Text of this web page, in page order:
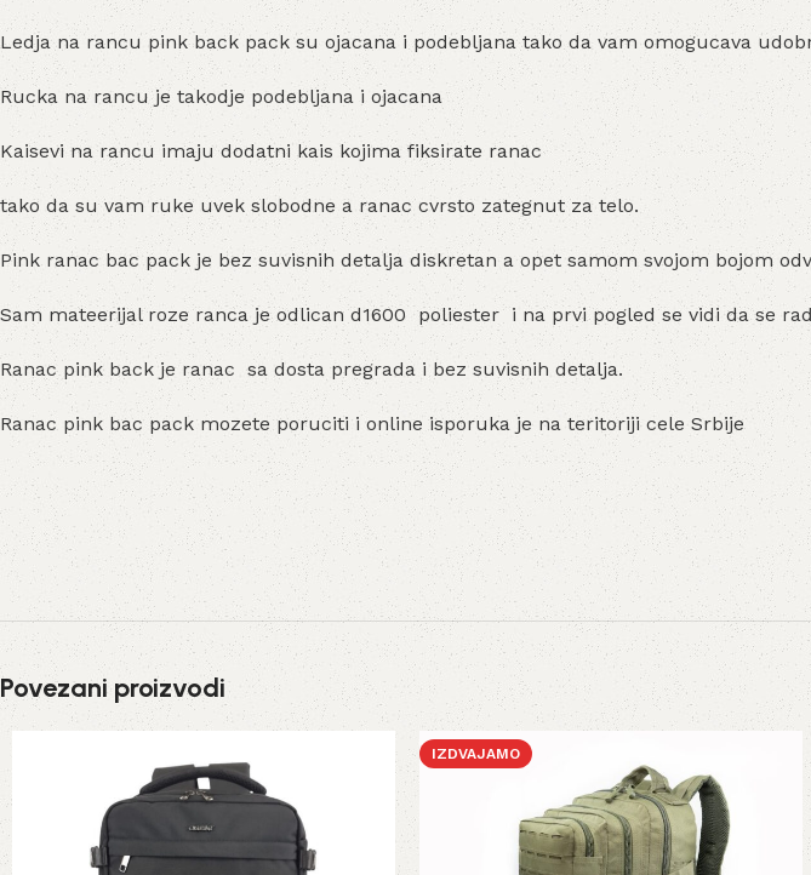
Ledja na rancu pink back pack su ojacana i podebljana tako da vam omogucava
Rucka na rancu je takodje podebljana i ojacana
Kaisevi na rancu imaju dodatni kais kojima fiksirate ranac
tako da su vam ruke uvek slobodne a ranac cvrsto zategnut za telo.
Pink ranac bac pack je bez suvisnih detalja diskretan a opet samom svojom bojom
Sam mateerijal roze ranca je odlican d1600 poliester i na prvi pogled se vidi da se
Ranac pink back je ranac sa dosta pregrada i bez suvisnih detalja.
Ranac pink bac pack mozete poruciti i online isporuka je na teritoriji cele Srbije
Povezani proizvodi
IZDVAJAMO